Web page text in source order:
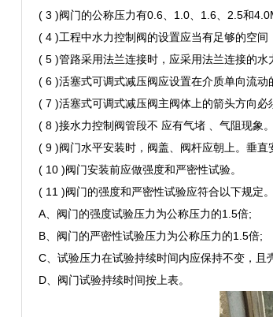
( 3 )阀门的公称压力有0.6、1.0、1.6、2.5和
( 4 )工程中水力控制阀的设置应当有足够的空间
( 5 )管路采用法兰连接时，应采用法兰连接的水
( 6 )活塞式可调式减压阀应设置在介质单向流动
( 7 )活塞式可调式减压阀主阀体上的箭头方向必
( 8 )接水力控制阀管段不 应有气堵 、气阻现象
( 9 )阀门水平安装时，阀盖、阀杆应朝上。垂直
( 10 )阀门安装前应做强度和严密性试验。
( 11 )阀门的强度和严密性试验应符合以下规定。
A、阀门的强度试验压力为公称压力的1.5倍;
B、阀门的严密性试验压力为公称压力的1.5倍;
C、试验压力在试验持续时间内应保持不变，且
D、阀门试验持续时间按上表。